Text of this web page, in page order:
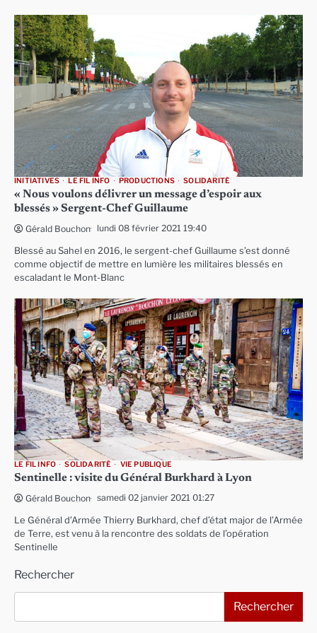
INITIATIVES LE FIL INFO PRODUCTIONS SOLIDARITÉ
« Nous voulons délivrer un message d’espoir aux
blessés » Sergent-Chef Guillaume
Gérald Bouchon lundi 08 février 2021 19:40
Blessé au Sahel en 2016, le sergent-chef Guillaume s’est donné
comme objectif de mettre en lumière les militaires blessés en
escaladant le Mont-Blanc
LE FIL INFO SOLIDARITÉ VIE PUBLIQUE
Sentinelle : visite du Général Burkhard à Lyon
Gérald Bouchon samedi 02 janvier 2021 01:27
Le Général d’Armée Thierry Burkhard, chef d’état major de l’Armée
de Terre, est venu à la rencontre des soldats de l’opération
Sentinelle
Rechercher
Rechercher